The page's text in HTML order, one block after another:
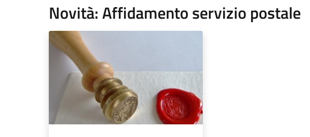
Novità: Affidamento servizio postale